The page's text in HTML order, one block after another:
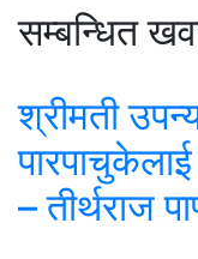
सम्बन्धित
श्रीमती
– तीर्थराज